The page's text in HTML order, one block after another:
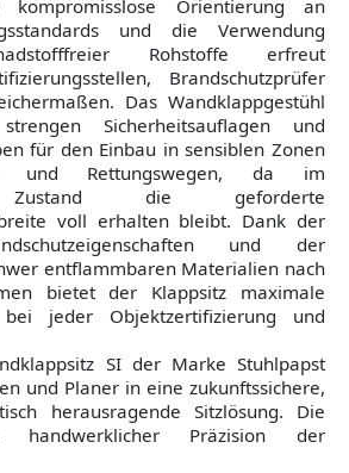
kompromisslose Orientierung an
und die Verwendung
Rohstoffe erfreut
Brandschutzprüfer
Das Wandklappgestühl
Sicherheitsauflagen und
für den Einbau in sensiblen Zonen
und Rettungswegen, da im
Zustand die geforderte
voll erhalten bleibt. Dank der
und der
entflammbaren Materialien nach
bietet der Klappsitz maximale
bei jeder Objektzertifizierung und
SI der Marke Stuhlpapst
und Planer in eine zukunftssichere,
herausragende Sitzlösung. Die
handwerklicher Präzision der